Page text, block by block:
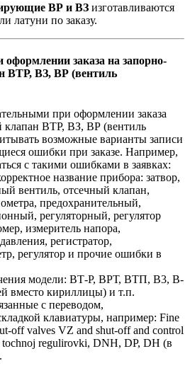
ВР и ВЗ изготавливаются
латуни по заказу.
заказа на запорно-
ВТР, ВЗ, ВР (вентиль
при оформлении заказа
клапан ВТР, ВЗ, ВР (вентиль
возможные варианты записи
ошибки при заказе. Например,
с такими ошибками в заявках:
название прибора: затвор,
вентиль, отсечный клапан,
предохранительный,
регуляторный, регулятор
измеритель напора,
регистратор,
регулятор и прочие ошибки в
модели: ВТ-Р, ВРТ, ВТП, В3, В-
вместо кириллицы) и т.п.
с переводом,
клавиатуры, например: Fine
off valves VZ and shut-off and control
regulirovki, DNH, DP, DH (в